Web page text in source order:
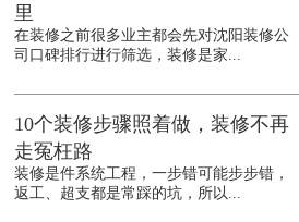
里
在装修之前很多业主都会先对沈阳装修公
司口碑排行进行筛选，装修是家...
10个装修步骤照着做，装修不再
走冤枉路
装修是件系统工程，一步错可能步步错，
返工、超支都是常踩的坑，所以...